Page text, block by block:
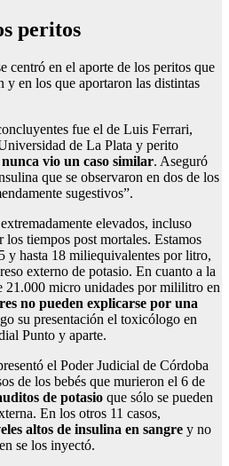
peritos
centró en el aporte de los peritos que
en los que aportaron las distintas
fue el de Luis Ferrari,
de La Plata y perito
nunca vio un caso similar. Aseguró
que se observaron en dos de los
sugestivos”.
elevados, incluso
los tiempos post mortales. Estamos
y hasta 18 miliequivalentes por litro,
externo de potasio. En cuanto a la
21.000 micro unidades por mililitro en
no pueden explicarse por una
su presentación el toxicólogo en
Punto y aparte.
el Poder Judicial de Córdoba
de los bebés que murieron el 6 de
de potasio que sólo se pueden
En los otros 11 casos,
altos de insulina en sangre y no
se los inyectó.